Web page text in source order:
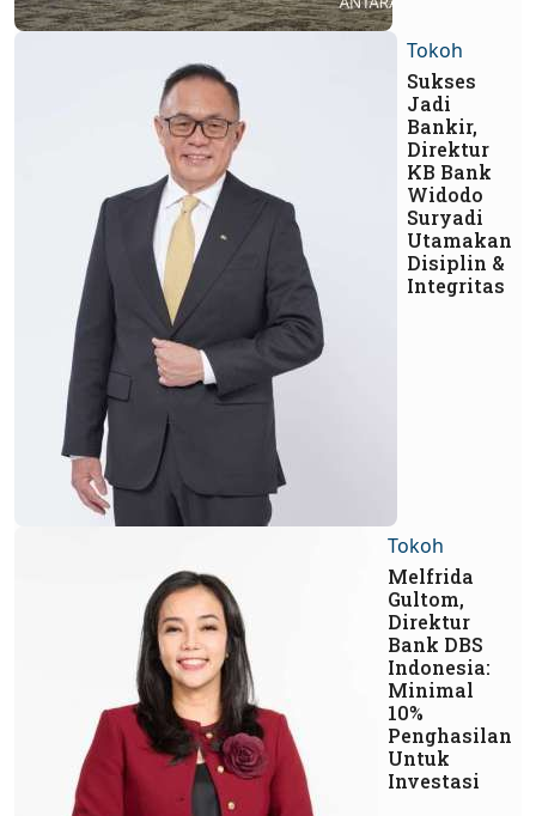
Tokoh
Sukses
Jadi
Bankir,
Direktur
KB Bank
Widodo
Suryadi
Utamakan
Disiplin &
Integritas
Tokoh
Melfrida
Gultom,
Direktur
Bank DBS
Indonesia:
Minimal
10%
Penghasilan
Untuk
Investasi